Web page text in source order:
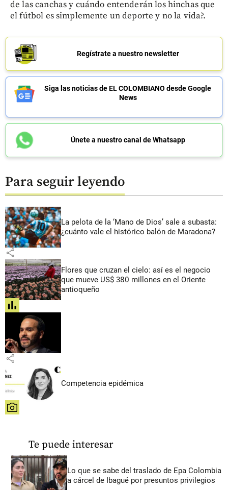
de las canchas y cuándo entenderán los hinchas que
el fútbol es simplemente un deporte y no la vida?.
Regístrate a nuestro newsletter
Siga las noticias de EL COLOMBIANO desde Google
News
Únete a nuestro canal de Whatsapp
Para seguir leyendo
La pelota de la ‘Mano de Dios’ sale a subasta:
¿cuánto vale el histórico balón de Maradona?
share
Flores que cruzan el cielo: así es el negocio
que mueve US$ 380 millones en el Oriente
antioqueño
share
share
Competencia epidémica
share
Te puede interesar
Lo que se sabe del traslado de Epa Colombia
a cárcel de Ibagué por presuntos privilegios